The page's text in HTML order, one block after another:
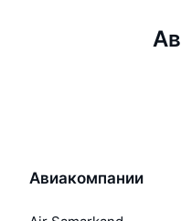
Авиакомпании